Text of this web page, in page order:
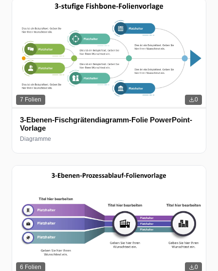
7 Folien 0
3-Ebenen-Fischgrätendiagramm-Folie PowerPoint-
Vorlage
Diagramme
6 Folien 0